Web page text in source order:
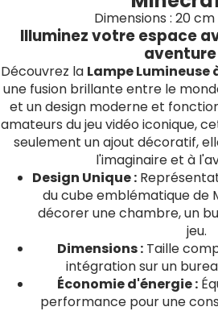
Dimensions : 20
Illuminez votre espace
aventure
Découvrez la Lampe Lumineuse
une fusion brillante entre le
et un design moderne et
amateurs du jeu vidéo iconique,
seulement un ajout décoratif,
l'imaginaire et à
Design Unique :
du cube emblématique de
décorer une chambre, un
jeu.
Dimensions : Taille
intégration sur un
Économie d'énergie :
performance pour une